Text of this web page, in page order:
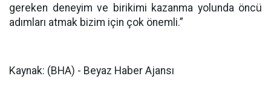
gereken deneyim ve birikimi kazanma yolunda öncü
adımları atmak bizim için çok önemli.”
Kaynak: (BHA) - Beyaz Haber Ajansı